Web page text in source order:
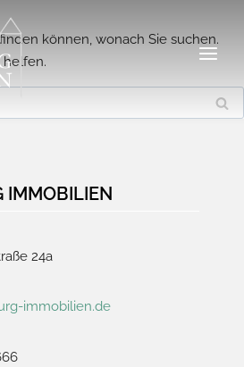
können, wonach Sie suchen.
helfen.
IMMOBILIEN
24a
immobilien.de